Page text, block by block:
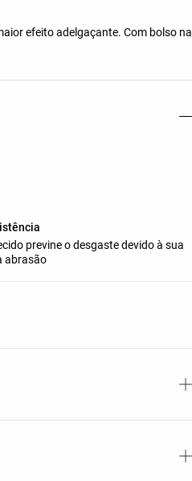
efeito adelgaçante. Com bolso na
previne o desgaste devido à sua
abrasão